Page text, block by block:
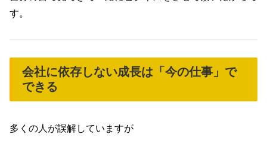
す。
会社に依存しない成長は「今の仕事」で
できる
多くの人が誤解していますが